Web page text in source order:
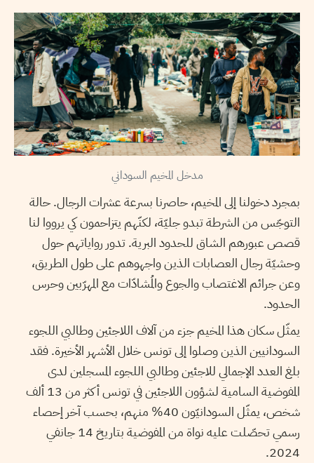
مدخل المخيم السوداني
بمجرد دخولنا إلى المخيم، حاصرنا بسرعة عشرات الرجال. حالة
التوجّس من الشرطة تبدو جليّة، لكنّهم يتزاحمون كي يرووا لنا
قصص عبورهم الشاق للحدود البرية. تدور رواياتهم حول
وحشيّة رجال العصابات الذين واجهوهم على طول الطريق،
وعن جرائم الاغتصاب والجوع والمُشادّات مع المهرّبين وحرس
الحدود.
يمثّل سكان هذا المخيم جزء من آلاف اللاجئين وطالبي اللجوء
السودانيين الذين وصلوا إلى تونس خلال الأشهر الأخيرة. فقد
بلغ العدد الإجمالي للاجئين وطالبي اللجوء المسجلين لدى
المفوضية السامية لشؤون اللاجئين في تونس أكثر من 13 ألف
شخص، يمثّل السودانيّون 40% منهم، بحسب آخر إحصاء
رسمي تحصّلت عليه نواة من المفوضية بتاريخ 14 جانفي
2024.